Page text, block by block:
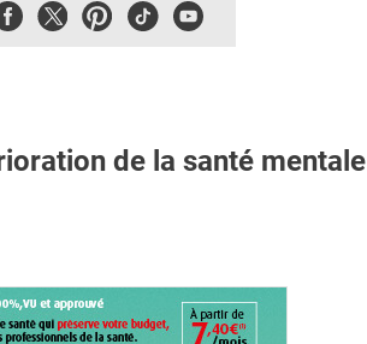
TwitterPinterest
TiktokYoubute
de la santé mentale